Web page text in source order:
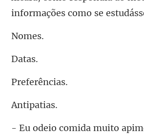
me
ta
erên
ipa
to